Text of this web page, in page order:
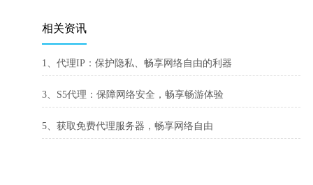
相关资讯
1、代理IP：保护隐私、畅享网络自由的利器
3、S5代理：保障网络安全，畅享畅游体验
5、获取免费代理服务器，畅享网络自由